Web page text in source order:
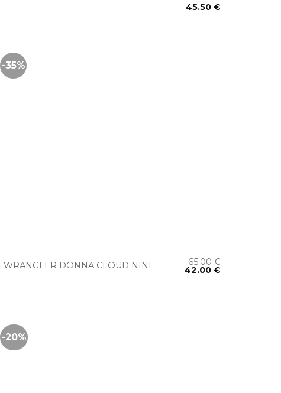
45.50€
-35%
WRANGLER DONNA CLOUD NINE 65.00€
42.00€
-20%